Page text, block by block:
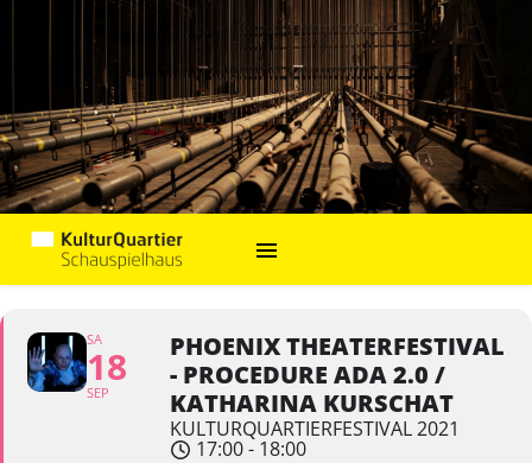
SA
18
SEP
PHOENIX THEATERFESTIVAL
- PROCEDURE ADA 2.0 /
KATHARINA KURSCHAT
KULTURQUARTIERFESTIVAL 2021
17:00 - 18:00